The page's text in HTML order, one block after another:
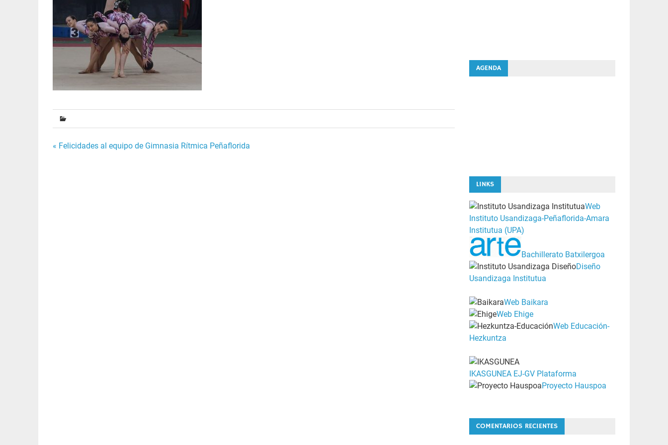
Navegación
« Felicidades al equipo de Gimnasia Rítmica Peñaflorida
AGENDA
LINKS
Web
Instituto Usandizaga-Peñaflorida-Amara
Institutua (UPA)
Bachillerato Batxilergoa
Diseño
Usandizaga Institutua
Web Baikara
Web Ehige
Web Educación-
Hezkuntza
IKASGUNEA EJ-GV Plataforma
Proyecto Hauspoa
COMENTARIOS RECIENTES